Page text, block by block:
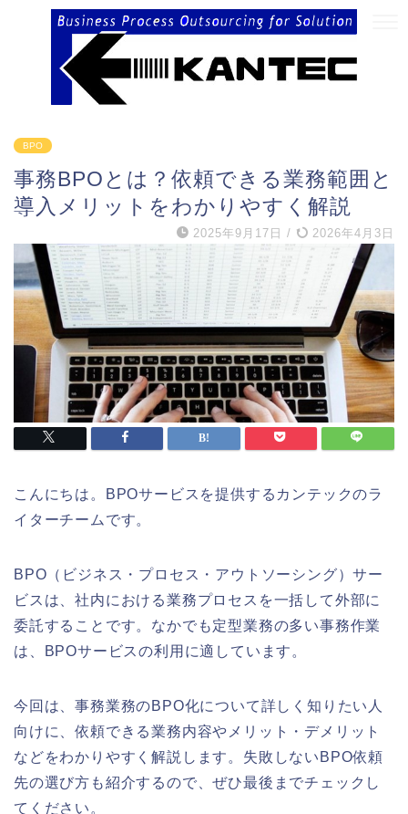
BPO
事務BPOとは？依頼できる業務範囲と
導入メリットをわかりやすく解説
2025年9月17日 / 2026年4月3日
こんにちは。BPOサービスを提供するカンテックのラ
イターチームです。
BPO（ビジネス・プロセス・アウトソーシング）サー
ビスは、社内における業務プロセスを一括して外部に
委託することです。なかでも定型業務の多い事務作業
は、BPOサービスの利用に適しています。
今回は、事務業務のBPO化について詳しく知りたい人
向けに、依頼できる業務内容やメリット・デメリット
などをわかりやすく解説します。失敗しないBPO依頼
先の選び方も紹介するので、ぜひ最後までチェックし
てください。